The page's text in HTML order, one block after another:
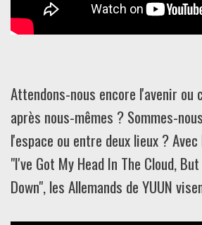
Attendons-nous encore l'avenir ou
après nous-mêmes ? Sommes-
l'espace ou entre deux lieux ?
"I've Got My Head In The Cloud,
Down", les Allemands de YUUN